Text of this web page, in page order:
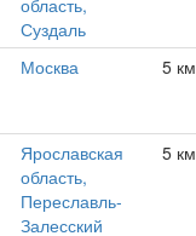
область,
Суздаль
Москва 5 км
Ярославская
область,
Переславль-
Залесский
5 км